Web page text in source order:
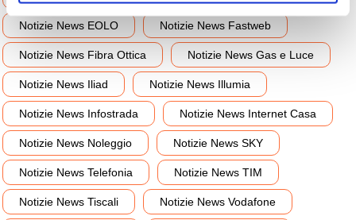
Notizie News EOLO Notizie News Fastweb
Notizie News Fibra Ottica Notizie News Gas e Luce
Notizie News Iliad Notizie News Illumia
Notizie News Infostrada Notizie News Internet Casa
Notizie News Noleggio Notizie News SKY
Notizie News Telefonia Notizie News TIM
Notizie News Tiscali Notizie News Vodafone